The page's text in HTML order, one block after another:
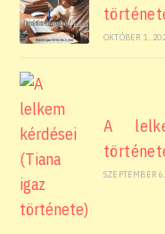
OKTÓBER 1,
A
SZEPTEMBER